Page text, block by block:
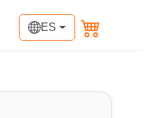
ES